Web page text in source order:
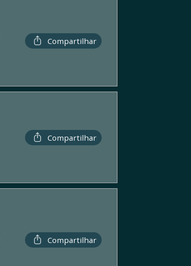
Compartilhar
Compartilhar
Compartilhar